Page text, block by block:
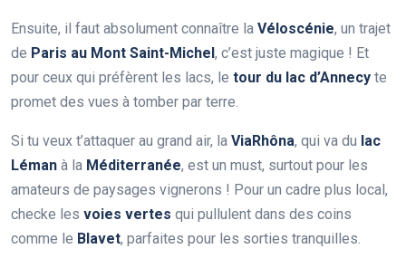
Ensuite, il faut absolument connaître la Véloscénie, un trajet
de Paris au Mont Saint-Michel , c’est juste magique ! Et
pour ceux qui préfèrent les lacs, le tour du lac d’Annecy te
promet des vues à tomber par terre.
Si tu veux t’attaquer au grand air, la ViaRhôna, qui va du lac
Léman à la Méditerranée, est un must, surtout pour les
amateurs de paysages vignerons ! Pour un cadre plus local,
checke les voies vertes qui pullulent dans des coins
comme le Blavet, parfaites pour les sorties tranquilles.